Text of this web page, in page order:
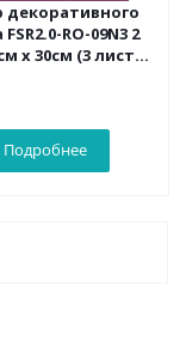
декоративного
RO-09N3 2
х 30см (3 листа,
Подробнее